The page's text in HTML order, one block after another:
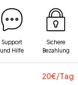
Support
und Hilfe
Sichere
Bezahlung
20€/Tag